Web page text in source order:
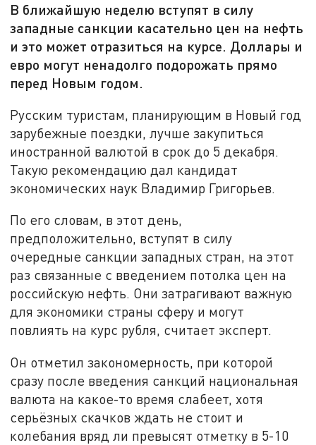
В ближайшую неделю вступят в силу
западные санкции касательно цен на нефть
и это может отразиться на курсе. Доллары и
евро могут ненадолго подорожать прямо
перед Новым годом.
Русским туристам, планирующим в Новый год
зарубежные поездки, лучше закупиться
иностранной валютой в срок до 5 декабря.
Такую рекомендацию дал кандидат
экономических наук Владимир Григорьев.
По его словам, в этот день,
предположительно, вступят в силу
очередные санкции западных стран, на этот
раз связанные с введением потолка цен на
российскую нефть. Они затрагивают важную
для экономики страны сферу и могут
повлиять на курс рубля, считает эксперт.
Он отметил закономерность, при которой
сразу после введения санкций национальная
валюта на какое-то время слабеет, хотя
серьёзных скачков ждать не стоит и
колебания вряд ли превысят отметку в 5-10